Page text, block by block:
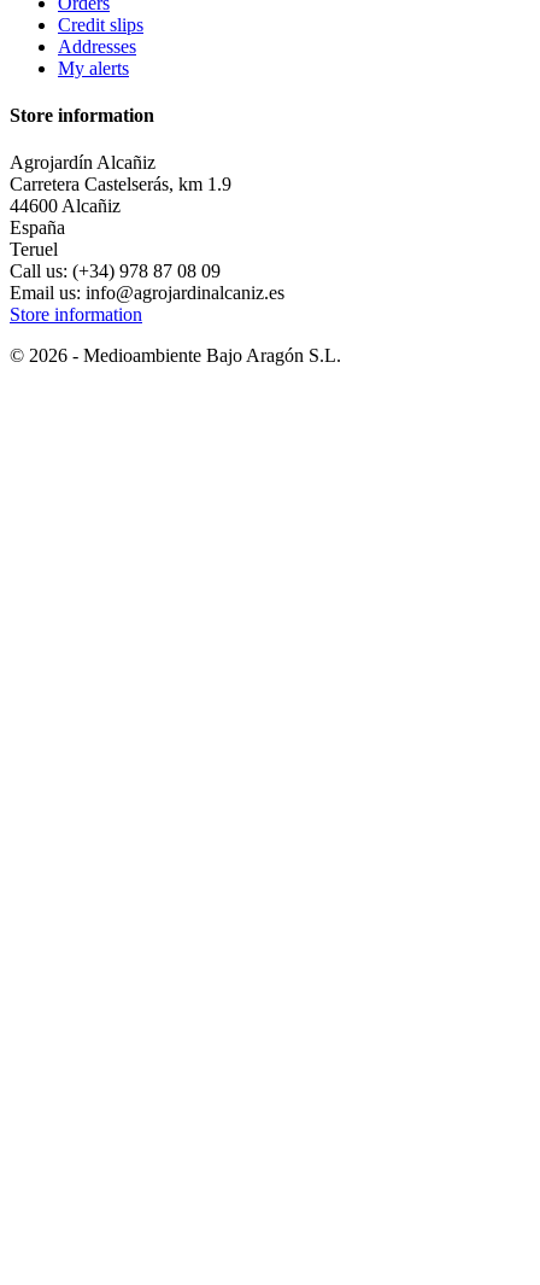
Credit slips
Addresses
My alerts
Store information
Agrojardín Alcañiz
Carretera Castelserás, km 1.9
44600 Alcañiz
España
Teruel
Call us: (+34) 978 87 08 09
Email us: info@agrojardinalcaniz.es
Store information
© 2026 - Medioambiente Bajo Aragón S.L.